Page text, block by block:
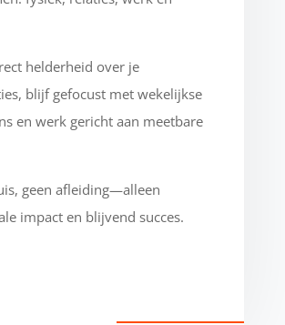
helderheid over je
blijf gefocust met wekelijkse
en werk gericht aan meetbare
geen afleiding—alleen
impact en blijvend succes.